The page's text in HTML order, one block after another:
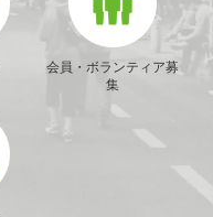
会員・ボランティア募
集